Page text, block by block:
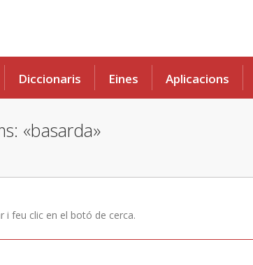
Diccionaris Eines Aplicacions
«basarda»
i feu clic en el botó de cerca.